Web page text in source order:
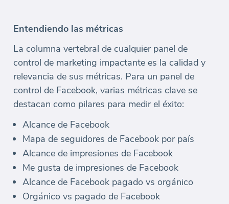
Entendiendo las métricas
La columna vertebral de cualquier panel de
control de marketing impactante es la calidad y
relevancia de sus métricas. Para un panel de
control de Facebook, varias métricas clave se
destacan como pilares para medir el éxito:
Alcance de Facebook
Mapa de seguidores de Facebook por país
Alcance de impresiones de Facebook
Me gusta de impresiones de Facebook
Alcance de Facebook pagado vs orgánico
Orgánico vs pagado de Facebook